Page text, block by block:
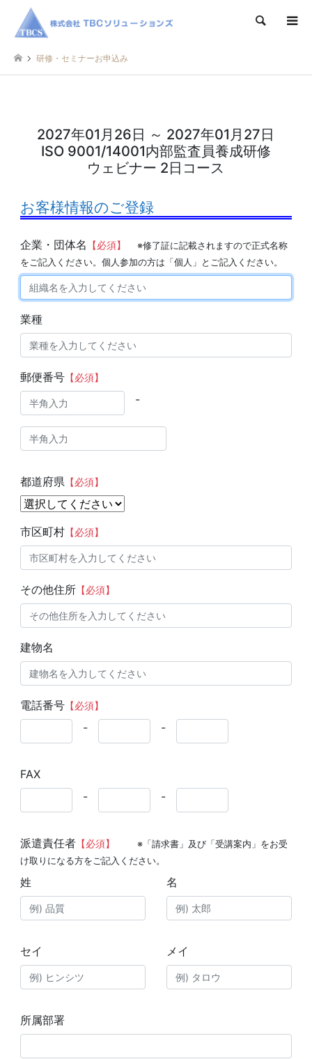
検索
研修・セミナーお申込み
2027年01月26日 ～ 2027年01月27日
ISO 9001/14001内部監査員養成研修
ウェビナー 2日コース
お客様情報のご登録
企業・団体名 【必須】
※修了証に記載されますので正式名称
をご記入ください。個人参加の方は「個人」とご記入ください。
業種
郵便番号【必須】
-
都道府県 【必須】
市区町村【必須】
その他住所【必須】
建物名
電話番号【必須】
- -
FAX
-
-
派遣責任者【必須】
※「請求書」及び「受講案内」をお受
け取りになる方をご記入ください。
姓 名
セイ メイ
所属部署